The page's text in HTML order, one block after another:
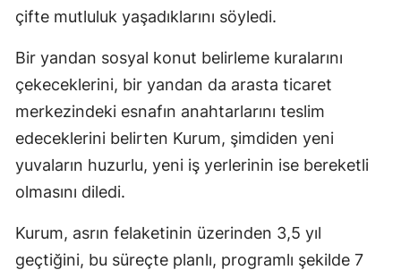
çifte mutluluk yaşadıklarını söyledi.
Bir yandan sosyal konut belirleme kuralarını
çekeceklerini, bir yandan da arasta ticaret
merkezindeki esnafın anahtarlarını teslim
edeceklerini belirten Kurum, şimdiden yeni
yuvaların huzurlu, yeni iş yerlerinin ise bereketli
olmasını diledi.
Kurum, asrın felaketinin üzerinden 3,5 yıl
geçtiğini, bu süreçte planlı, programlı şekilde 7